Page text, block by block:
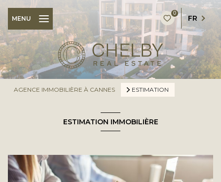
0
FR
MENU
AGENCE IMMOBILIÈRE À CANNES ESTIMATION
ESTIMATION IMMOBILIÈRE